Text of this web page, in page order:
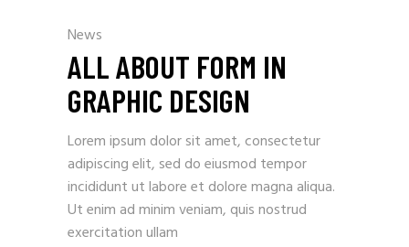
News
ALL ABOUT FORM IN
GRAPHIC DESIGN
Lorem ipsum dolor sit amet, consectetur
adipiscing elit, sed do eiusmod tempor
incididunt ut labore et dolore magna aliqua.
Ut enim ad minim veniam, quis nostrud
exercitation ullam